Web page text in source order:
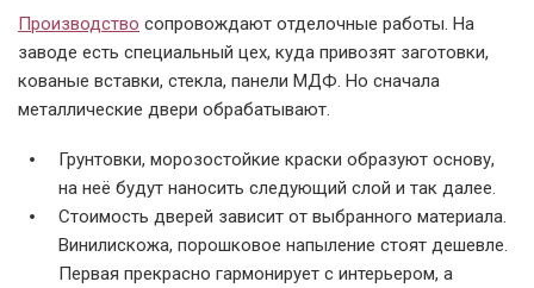
Производство сопровождают отделочные работы. На
заводе есть специальный цех, куда привозят заготовки,
кованые вставки, стекла, панели МДФ. Но сначала
металлические двери обрабатывают.
Грунтовки, морозостойкие краски образуют основу,
на неё будут наносить следующий слой и так далее.
Стоимость дверей зависит от выбранного материала.
Винилискожа, порошковое напыление стоят дешевле.
Первая прекрасно гармонирует с интерьером, а